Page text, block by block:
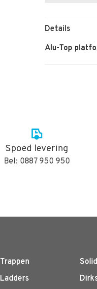
Details
Alu-Top
Spoed levering
Bel: 0887 950 950
Trappen
Ladders